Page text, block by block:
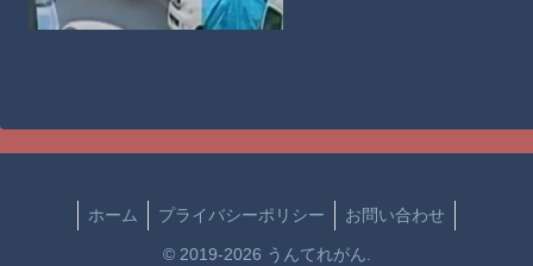
ホーム プライバシーポリシー お問い合わせ
© 2019-2026 うんてれがん.